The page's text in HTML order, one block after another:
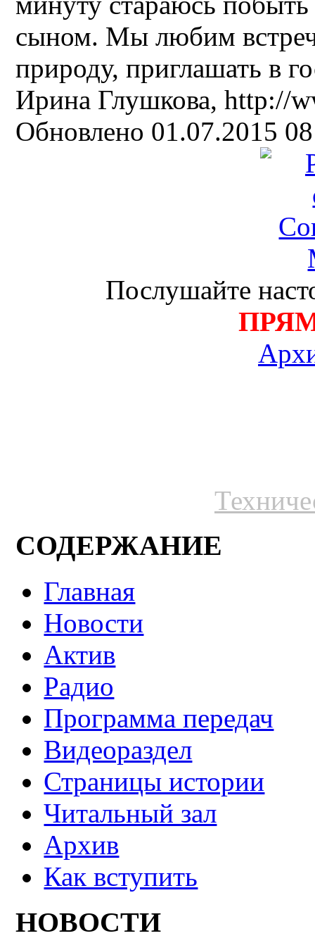
сыном. Мы любим
природу, приглашать в
Ирина Глушкова, http://
Обновлено 01.07.2015
Послушайте
СОДЕРЖАНИЕ
Главная
Новости
Актив
Радио
Программа передач
Видеораздел
Страницы истории
Читальный зал
Архив
Как вступить
НОВОСТИ